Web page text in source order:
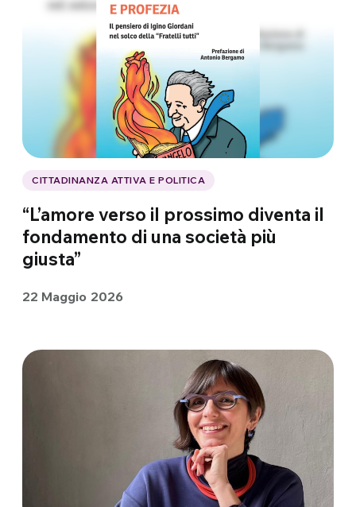
CITTADINANZA ATTIVA E POLITICA
“L’amore verso il prossimo diventa il
fondamento di una società più
giusta”
22 Maggio 2026